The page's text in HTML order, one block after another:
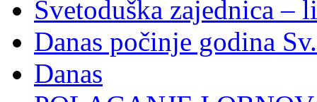
Svetoduška zajednica –
Danas počinje godina
Danas